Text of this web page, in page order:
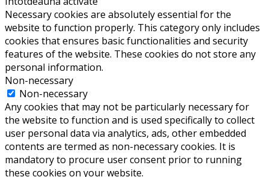
Necessary cookies are absolutely essential for the
website to function properly. This category only includes
cookies that ensures basic functionalities and security
features of the website. These cookies do not store any
personal information.
Non-necessary
Non-necessary
Any cookies that may not be particularly necessary for
the website to function and is used specifically to collect
user personal data via analytics, ads, other embedded
contents are termed as non-necessary cookies. It is
mandatory to procure user consent prior to running
these cookies on your website.